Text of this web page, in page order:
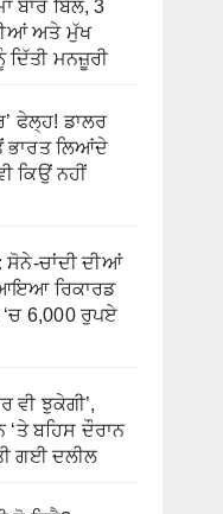
ਬਾਰੇ ਬਿੱਲ, 3
ਅਤੇ ਮੁੱਖ
ਦਿੱਤੀ ਮਨਜ਼ੂਰੀ
ਫੇਲ੍ਹ! ਡਾਲਰ
ਭਾਰਤ ਲਿਆਂਦੇ
ਕਿਉਂ ਨਹੀਂ
ਸੋਨੇ-ਚਾਂਦੀ ਦੀਆਂ
ਰਿਕਾਰਡ
6,000 ਰੁਪਏ
ਵੀ ਝੁਕੇਗੀ’,
ਬਹਿਸ ਦੌਰਾਨ
ਗਈ ਦਲੀਲ